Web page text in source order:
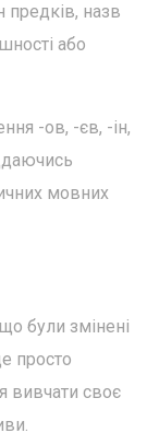
предків, назв
або
-ов, -єв, -ін,
мовних
були змінені
просто
вивчати своє